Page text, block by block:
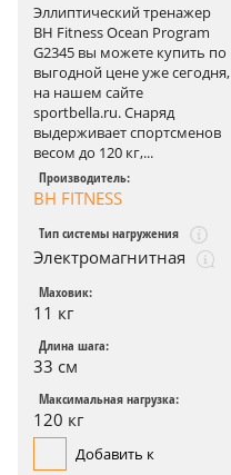
Эллиптический тренажер
BH Fitness Ocean Program
G2345 вы можете купить по
выгодной цене уже сегодня,
на нашем сайте
sportbella.ru. Снаряд
выдерживает спортсменов
весом до 120 кг,...
Производитель:
BH FITNESS
Тип системы нагружения
Электромагнитная
Маховик:
11 кг
Длина шага:
33 см
Максимальная нагрузка:
120 кг
Добавить к